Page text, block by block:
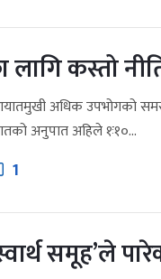
लागि कस्तो
अधिक उपभोगको
अनुपात अहिले १ः१०...
1
समूह’ले